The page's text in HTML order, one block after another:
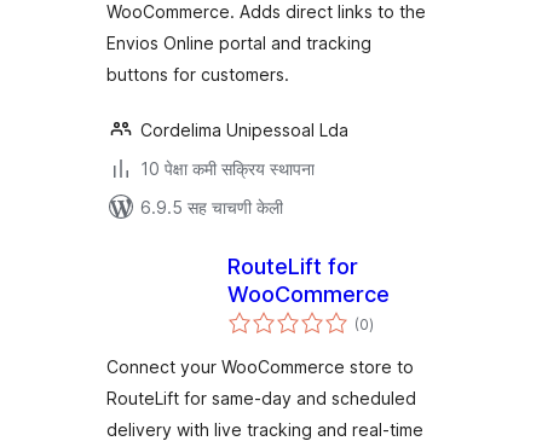
WooCommerce. Adds direct links to the
Envios Online portal and tracking
buttons for customers.
Cordelima Unipessoal Lda
10 पेक्षा कमी सक्रिय स्थापना
6.9.5 सह चाचणी केली
RouteLift for
WooCommerce
(0एकूण
मूल्यांकन
)
Connect your WooCommerce store to
RouteLift for same-day and scheduled
delivery with live tracking and real-time